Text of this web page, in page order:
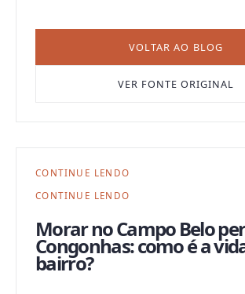
VOLTAR AO BLOG
VER FONTE ORIGINAL
CONTINUE LENDO
CONTINUE LENDO
Morar no Campo Belo
Congonhas: como é a
bairro?